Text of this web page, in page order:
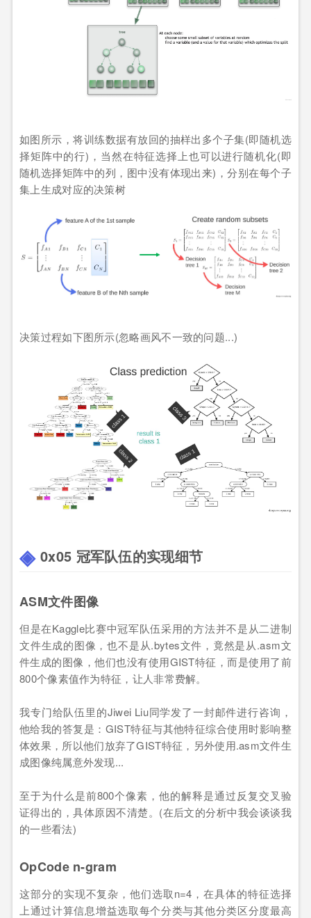
如图所示，将训练数据有放回的抽样出多个子集(即随机选
择矩阵中的行)，当然在特征选择上也可以进行随机化(即
随机选择矩阵中的列，图中没有体现出来)，分别在每个子
集上生成对应的决策树
决策过程如下图所示(忽略画风不一致的问题...)
0x05 冠军队伍的实现细节
ASM文件图像
但是在Kaggle比赛中冠军队伍采用的方法并不是从二进制
文件生成的图像，也不是从.bytes文件，竟然是从.asm文
件生成的图像，他们也没有使用GIST特征，而是使用了前
800个像素值作为特征，让人非常费解。
我专门给队伍里的Jiwei Liu同学发了一封邮件进行咨询，
他给我的答复是：GIST特征与其他特征综合使用时影响整
体效果，所以他们放弃了GIST特征，另外使用.asm文件生
成图像纯属意外发现...
至于为什么是前800个像素，他的解释是通过反复交叉验
证得出的，具体原因不清楚。(在后文的分析中我会谈谈我
的一些看法)
OpCode n-gram
这部分的实现不复杂，他们选取n=4，在具体的特征选择
上通过计算信息增益选取每个分类与其他分类区分度最高